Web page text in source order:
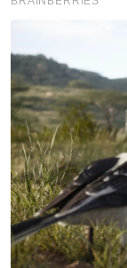
sehari.
“Suami
bekerja
pendapatan
menyara
“Walaupun
menjaga
dialah yang
beradik
menetap di